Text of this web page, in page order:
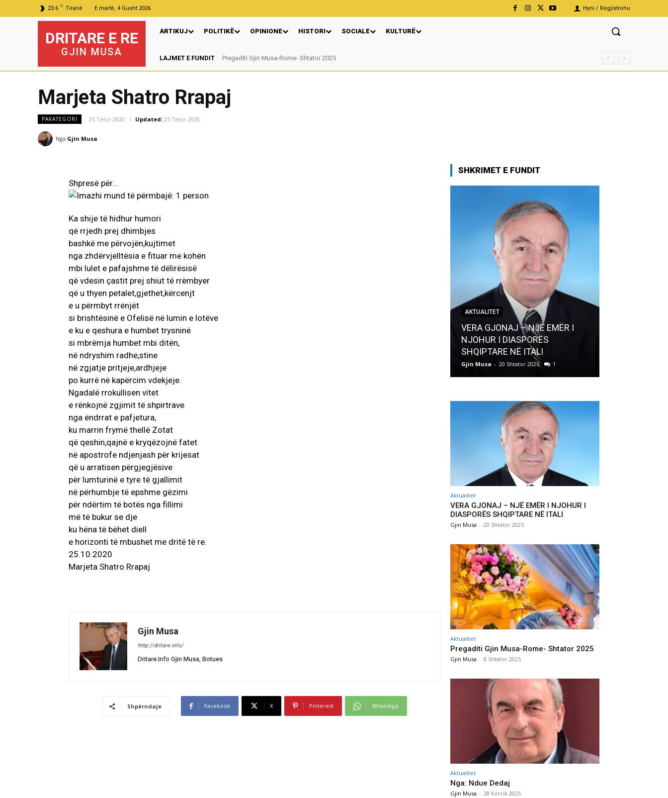
23.6 C Tiranë E martë, 4 Gusht 2026 Hyni / Regjistrohu
DRITARE E RE
GJIN MUSA
ARTIKUJ POLITIKË OPINIONE HISTORI SOCIALE KULTURË
LAJMET E FUNDIT Pregaditi Gjin Musa-Rome- Shtator 2025
Nga: Ndue Dedaj
Marjeta Shatro Rrapaj
PAKATEGORI 25 Tetor 2020 Updated: 25 Tetor 2020
Nga Gjin Musa
Shpresë për…
Ka shije të hidhur humori
që rrjedh prej dhimbjes
bashkë me përvojën,kujtimet
nga zhdërvjelltësia e fituar me kohën
mbi lulet e pafajshme të dëlirësisë
që vdesin çastit prej shiut të rrëmbyer
që u thyen petalet,gjethet,kërcenjt
e u përmbyt rrënjët
si brishtësinë e Ofelisë në lumin e lotëve
e ku e qeshura e humbet trysninë
si mbrëmja humbet mbi ditën,
në ndryshim radhe,stine
në zgjatje pritjeje,ardhjeje
po kurrë në kapërcim vdekjeje.
Ngadalë rrokullisen vitet
e rënkojnë zgjimit të shpirtrave
nga ëndrrat e pafjetura,
ku marrin frymë thellë Zotat
që qeshin,qajnë e kryqëzojnë fatet
në apostrofe ndjenjash për krijesat
që u arratisen përgjegjësive
për lumturinë e tyre të gjallimit
në përhumbje të epshme gëzimi
për ndërtim të botës nga fillimi
më të bukur se dje
ku hëna të bëhet diell
e horizonti të mbushet me dritë të re.
25.10.2020
Marjeta Shatro Rrapaj
Gjin Musa
http://dritare.info/
Dritare.Info Gjin Musa, Botues
Shpërndaje Facebook X Pinterest WhatsApp
SHKRIMET E FUNDIT
AKTUALITET
VERA GJONAJ – NJË EMËR I
NJOHUR I DIASPORËS
SHQIPTARE NË ITALI
Gjin Musa - 20 Shtator 2025 1
Aktualitet
VERA GJONAJ – NJË EMËR I NJOHUR I
DIASPORËS SHQIPTARE NË ITALI
Gjin Musa - 20 Shtator 2025
Aktualitet
Pregaditi Gjin Musa-Rome- Shtator 2025
Gjin Musa - 8 Shtator 2025
Aktualitet
Nga: Ndue Dedaj
Gjin Musa - 28 Korrik 2025